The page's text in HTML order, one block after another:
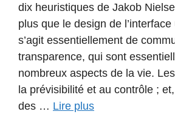
dix heuristiques de Jakob
plus que le design de
s’agit essentiellement de
transparence, qui sont
nombreux aspects de la vie.
la prévisibilité et au contrôle ;
des … Lire plus